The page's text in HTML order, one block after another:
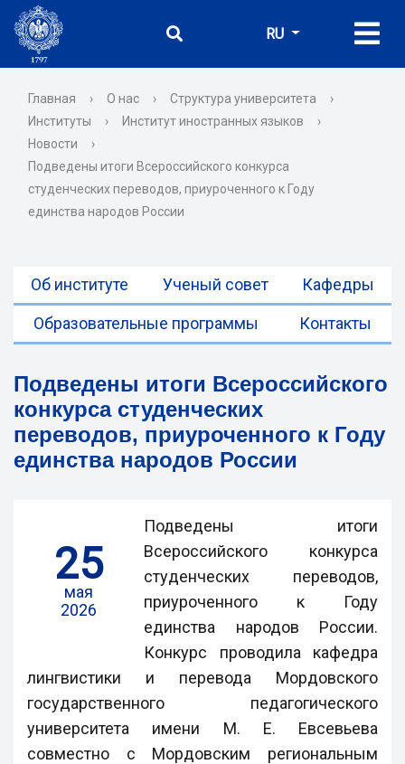
RU
Главная › О нас › Структура университета
›
Институты
› Институт иностранных языков
›
Новости
›
Подведены итоги Всероссийского конкурса
студенческих переводов, приуроченного к Году
единства народов России
Об институте Ученый совет Кафедры
Образовательные программы Контакты
Подведены итоги Всероссийского
конкурса студенческих
переводов, приуроченного к Году
единства народов России
25
мая
2026
Подведены итоги
Всероссийского конкурса
студенческих переводов,
приуроченного к Году
единства народов России.
Конкурс проводила кафедра
лингвистики и перевода Мордовского
государственного педагогического
университета имени М. Е. Евсевьева
совместно с Мордовским региональным